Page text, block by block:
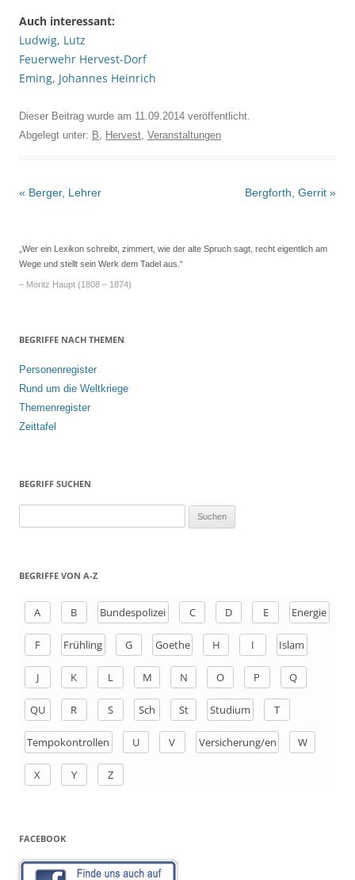
Auch interessant:
Ludwig, Lutz
Feuerwehr Hervest-Dorf
Eming, Johannes Heinrich
Dieser Beitrag wurde am 11.09.2014 veröffentlicht.
Abgelegt unter: B Hervest Veranstaltungen
Beitrags-
« Berger, Lehrer Bergforth, Gerrit »
„Wer ein Lexikon schreibt, zimmert, wie der alte Spruch sagt, recht eigentlich am
Wege und stellt sein Werk dem Tadel aus.“
– Moritz Haupt (1808 – 1874)
BEGRIFFE NACH THEMEN
Personenregister
Rund um die Weltkriege
Themenregister
Zeittafel
BEGRIFF SUCHEN
h
BEGRIFFE VON A-Z
A B Bundespolizei C D E Energie
F Frühling G Goethe H I Islam
J K L M N O P Q
QU R S Sch St Studium T
Tempokontrollen U V Versicherung/en W
X Y Z
FACEBOOK